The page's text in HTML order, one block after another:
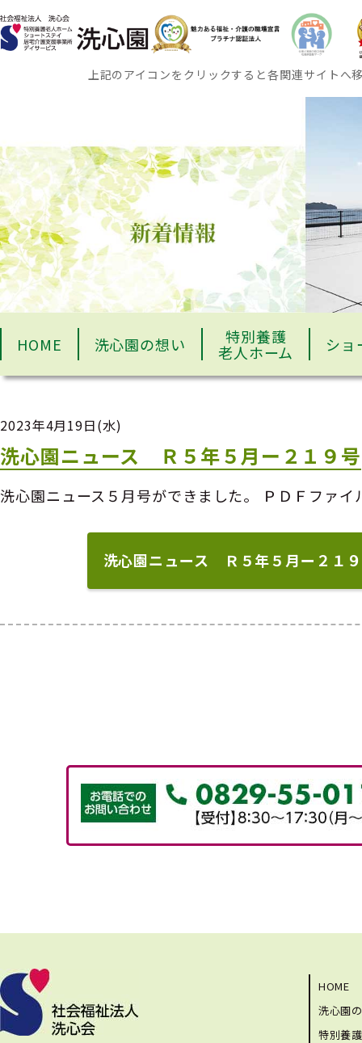
上記のアイコンをクリックすると各関連サイトへ
HOME 洗心園の想い 特別養護
老人ホーム ショ
2023年4月19日(水)
洗心園ニュース Ｒ５年５月ー２１９号
洗心園ニュース５月号ができました。 ＰＤＦファ
洗心園ニュース Ｒ５年５月ー２１
HOME
洗心園
特別養